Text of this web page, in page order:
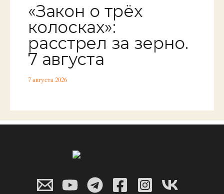
«Закон о трёх
колосках»:
расстрел за зерно.
7 августа
7 августа 2026